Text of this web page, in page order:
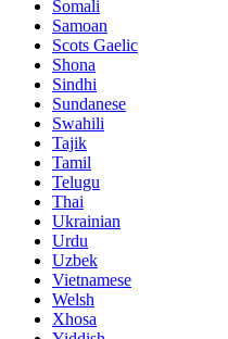
Somali
Samoan
Scots Gaelic
Shona
Sindhi
Sundanese
Swahili
Tajik
Tamil
Telugu
Thai
Ukrainian
Urdu
Uzbek
Vietnamese
Welsh
Xhosa